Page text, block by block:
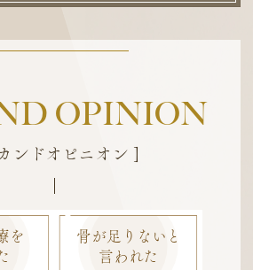
OPINION
ンドオピニオン ]
を
骨が足りないと
言われた